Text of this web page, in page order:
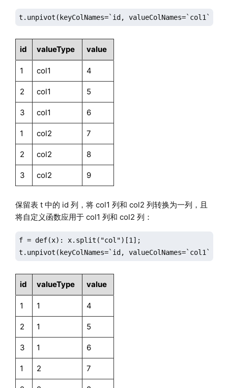
t.unpivot(keyColNames=`id,
id valueType value
1 col1 4
2 col1 5
3 col1 6
1 col2 7
2 col2 8
3 col2 9
保留表 t 中的 id 列，将 col1 列和 col2 列转换为一列，且
将自定义函数应用于 col1 列和 col2 列：
f = def(x): x.split("col")[1];
t.unpivot(keyColNames=`id,
id valueType value
1 1 4
2 1 5
3 1 6
1 2 7